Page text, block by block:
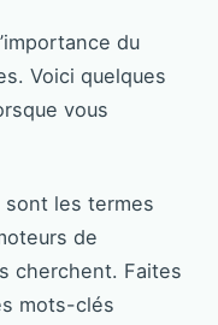
du
Voici quelques
vous
les termes
de
cherchent. Faites
mots-clés